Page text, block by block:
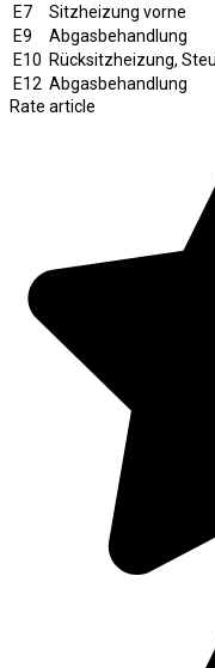
E7
Sitzheizung vorne
E9
Abgasbehandlung
E10 Rücksitzheizung,
E12 Abgasbehandlung
Rate article